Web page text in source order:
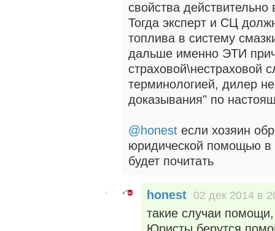
свойства
Тогда эксперт и СЦ
топлива в систему
дальше именно ЭТИ
страховой\нестраховой
терминологией, дилер
доказывания" по
@honest если хозяин
юридической помощью в
будет почитать
honest 02 дек 2014 в
такие случаи